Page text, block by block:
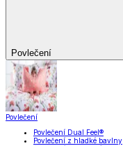
Povlečení
Povlečení
Povlečení Dual Feel®
Povlečení z hladké bavlny